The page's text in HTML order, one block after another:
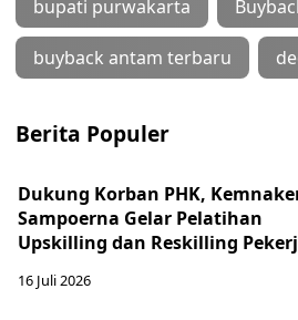
bupati purwakarta
buyback antam terbaru
Berita Populer
Dukung Korban PHK,
Sampoerna Gelar Pelatihan
Upskilling dan Reskilling
16 Juli 2026